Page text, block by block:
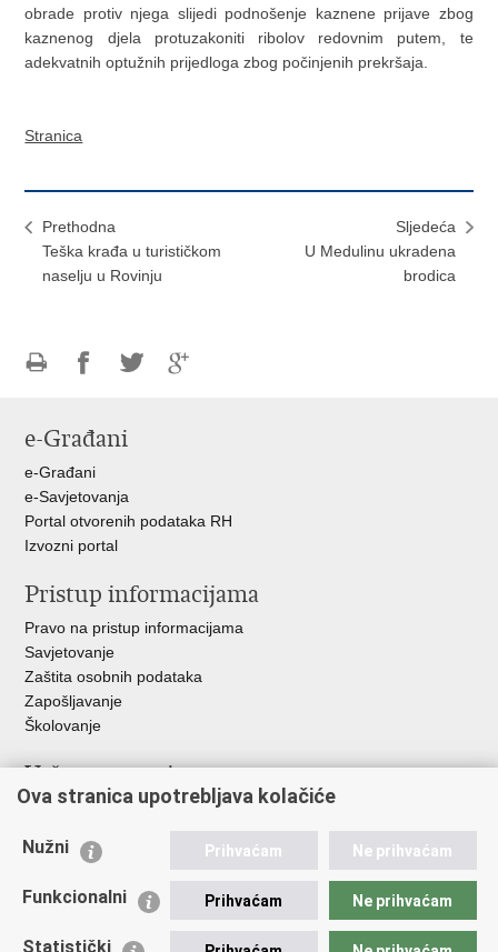
obrade protiv njega slijedi podnošenje kaznene prijave zbog
kaznenog djela protuzakoniti ribolov redovnim putem, te
adekvatnih optužnih prijedloga zbog počinjenih prekršaja.
Stranica
Prethodna
Teška krađa u turističkom
naselju u Rovinju
Sljedeća
U Medulinu ukradena
brodica
FacebookuTwitteru
e-Građani
e-Građani
e-Savjetovanja
Portal otvorenih podataka RH
Izvozni portal
Pristup informacijama
Pravo na pristup informacijama
Savjetovanje
Zaštita osobnih podataka
Zapošljavanje
Školovanje
Važne poveznice
Ministarstvo unutarnjih poslova
Udruge
Policijska akademija
Ova stranica upotrebljava kolačiće
Nužni Prihvaćam Ne prihvaćam
Funkcionalni Prihvaćam Ne prihvaćam
Statistički